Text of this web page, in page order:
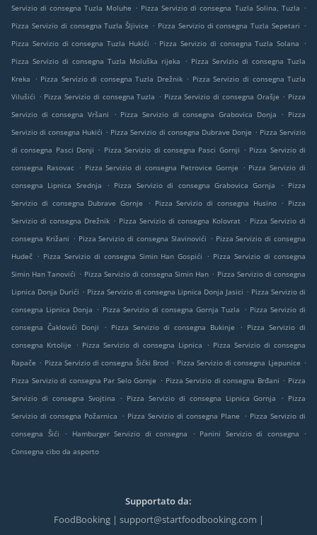
Servizio di consegna Tuzla Moluhe . Pizza Servizio di consegna Tuzla Solina, Tuzla .
Pizza Servizio di consegna Tuzla Šljivice . Pizza Servizio di consegna Tuzla Sepetari .
Pizza Servizio di consegna Tuzla Hukići
. Pizza Servizio di consegna Tuzla Solana
.
Pizza Servizio di consegna Tuzla Moluška rijeka
. Pizza Servizio di consegna Tuzla
Kreka
. Pizza Servizio di consegna Tuzla Drežnik . Pizza Servizio di consegna Tuzla
Vilušići . Pizza Servizio di consegna Tuzla . Pizza Servizio di consegna Orašje . Pizza
Servizio di consegna Vršani
. Pizza Servizio di consegna Grabovica Donja . Pizza
Servizio di consegna Hukići . Pizza Servizio di consegna Dubrave Donje . Pizza Servizio
di consegna Pasci Donji . Pizza Servizio di consegna Pasci Gornji . Pizza Servizio di
consegna Rasovac . Pizza Servizio di consegna Petrovice Gornje . Pizza Servizio di
consegna Lipnica Srednja
. Pizza Servizio di consegna Grabovica Gornja . Pizza
Servizio di consegna Dubrave Gornje
. Pizza Servizio di consegna Husino . Pizza
Servizio di consegna Drežnik . Pizza Servizio di consegna Kolovrat . Pizza Servizio di
consegna Križani . Pizza Servizio di consegna Slavinovići . Pizza Servizio di consegna
Hudeč . Pizza Servizio di consegna Simin Han Gospići . Pizza Servizio di consegna
Simin Han Tanovići . Pizza Servizio di consegna Simin Han . Pizza Servizio di consegna
Lipnica Donja Durići . Pizza Servizio di consegna Lipnica Donja Jasici . Pizza Servizio di
consegna Lipnica Donja . Pizza Servizio di consegna Gornja Tuzla . Pizza Servizio di
consegna Čaklovići Donji
. Pizza Servizio di consegna Bukinje . Pizza Servizio di
consegna Krtolije
. Pizza Servizio di consegna Lipnica . Pizza Servizio di consegna
Rapače . Pizza Servizio di consegna Šićki Brod . Pizza Servizio di consegna Ljepunice .
Pizza Servizio di consegna Par Selo Gornje . Pizza Servizio di consegna Brđani . Pizza
Servizio di consegna Svojtina
. Pizza Servizio di consegna Lipnica Gornja . Pizza
Servizio di consegna Požarnica
. Pizza Servizio di consegna Plane . Pizza Servizio di
consegna Šići
. Hamburger Servizio di consegna . Panini Servizio di consegna
.
Consegna cibo da asporto
Supportato da:
FoodBooking | support@startfoodbooking.com |